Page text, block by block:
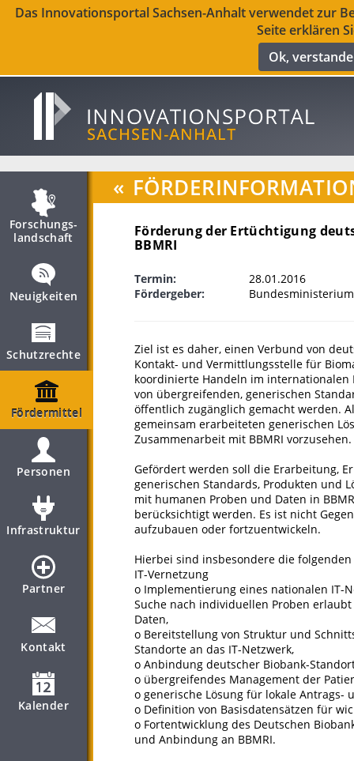
Das Innovationsportal Sachsen-Anhalt verwendet zur
Seite erklären
Ok,
Forschungs­
landschaft
Neuigkeiten
Schutzrechte
Fördermittel
Personen
Infrastruktur
Partner
Kontakt
Kalender
«
Förderung der Ertüchtigung
BBMRI
Termin:
28.01.2016
Fördergeber:
Ziel ist es daher, einen Verbund von
Kontakt- und Vermittlungsstelle für
koordinierte Handeln im
von übergreifenden, generischen
öffentlich zugänglich gemacht werden.
gemeinsam erarbeiteten generischen
Zusammenarbeit mit BBMRI vorzusehen.
Gefördert werden soll die Erarbeitung,
generischen Standards, Produkten und
mit humanen Proben und Daten in
berücksichtigt werden. Es ist nicht
aufzubauen oder fortzuentwickeln.
Hierbei sind insbesondere die
IT-Vernetzung
o Implementierung eines nationalen IT-
Suche nach individuellen Proben
Daten,
o Bereitstellung von Struktur und
Standorte an das IT-Netzwerk,
o Anbindung deutscher Biobank-
o übergreifendes Management der
o generische Lösung für lokale Antrags-
o Definition von Basisdatensätzen für
o Fortentwicklung des Deutschen
und Anbindung an BBMRI.